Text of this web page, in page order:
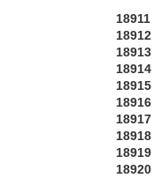
18911
18912
18913
18914
18915
18916
18917
18918
18919
18920